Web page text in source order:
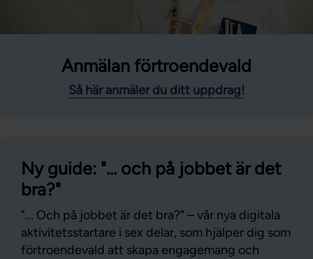
Anmälan förtroendevald
Så här anmäler du ditt uppdrag!
Ny guide: "... och på jobbet är det
bra?"
"... Och på jobbet är det bra?" – vår nya digitala
aktivitetsstartare i sex delar, som hjälper dig som
förtroendevald att skapa engagemang och